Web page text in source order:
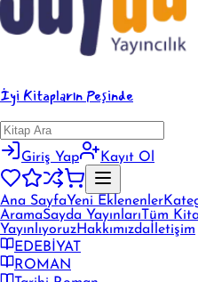
İyi Kitapların Peşinde
Giriş Yap Kayıt Ol
Ana SayfaYeni Eklenenler
AramaSayda Yayınları Tüm
YayınlıyoruzHakkımızda İletişim
EDEBİYAT
ROMAN